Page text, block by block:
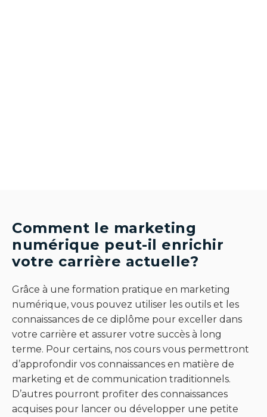
Comment le marketing
numérique peut-il enrichir
votre carrière actuelle?
Grâce à une formation pratique en marketing
numérique, vous pouvez utiliser les outils et les
connaissances de ce diplôme pour exceller dans
votre carrière et assurer votre succès à long
terme. Pour certains, nos cours vous permettront
d’approfondir vos connaissances en matière de
marketing et de communication traditionnels.
D’autres pourront profiter des connaissances
acquises pour lancer ou développer une petite